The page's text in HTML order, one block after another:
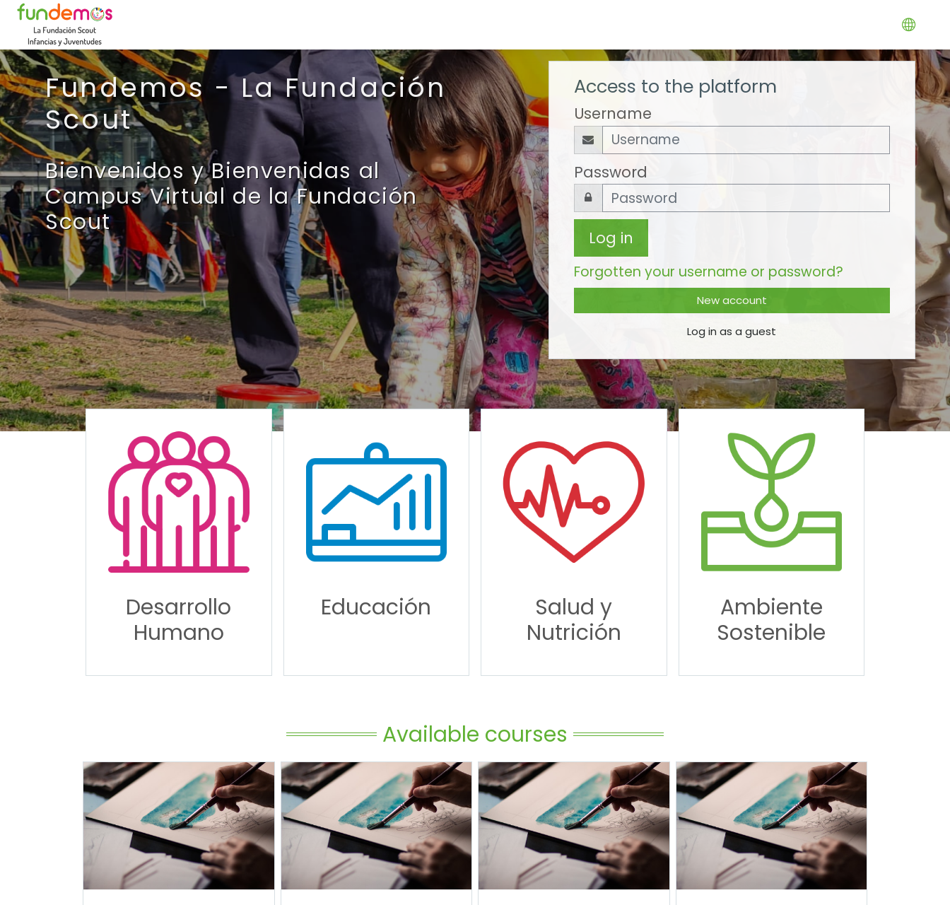
Skip to main content
Fundemos - La Fundación
Scout
Bienvenidos y Bienvenidas al
Campus Virtual de la Fundación
Scout
Access to the platform
Username
Password
Log in
Forgotten your username or password?
New account
Log in as a guest
Desarrollo
Humano
Educación
Salud y
Nutrición
Ambiente
Sostenible
Available courses